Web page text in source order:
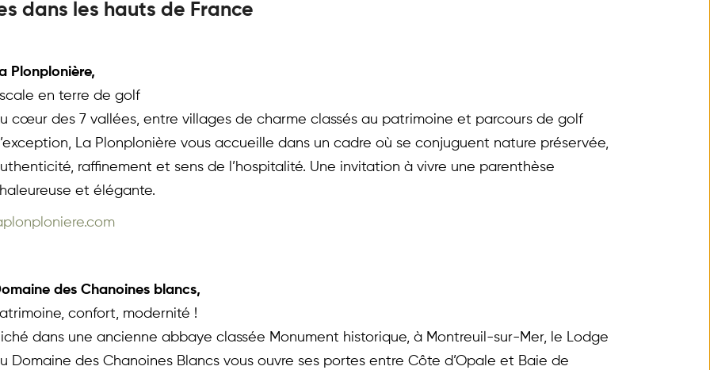
dans les hauts de France
Plonplonière,
en terre de golf
cœur des 7 vallées, entre villages de charme classés au patrimoine et parcours de golf
La Plonplonière vous accueille dans un cadre où se conjuguent nature préservée,
raffinement et sens de l’hospitalité. Une invitation à vivre une parenthèse
et élégante.
des Chanoines blancs,
confort, modernité !
dans une ancienne abbaye classée Monument historique, à Montreuil-sur-Mer, le Lodge
Domaine des Chanoines Blancs vous ouvre ses portes entre Côte d’Opale et Baie de